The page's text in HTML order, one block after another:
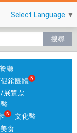
Select Language ▼
搜尋
廳
銷團體
/展覽票
文化幣
食